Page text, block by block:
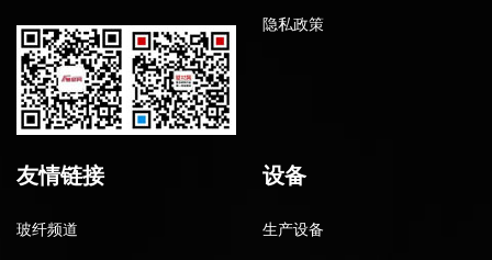
隐私政策
友情链接
玻纤频道
设备
生产设备